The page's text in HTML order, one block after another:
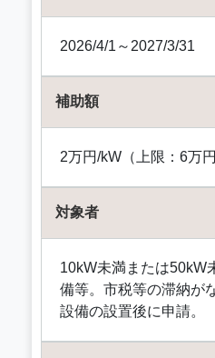
2026/4/1～2027/3/31
補助額
2万円/kW（上限：6万円
対象者
10kW未満または50kW
備等。市税等の滞納が
設備の設置後に申請。